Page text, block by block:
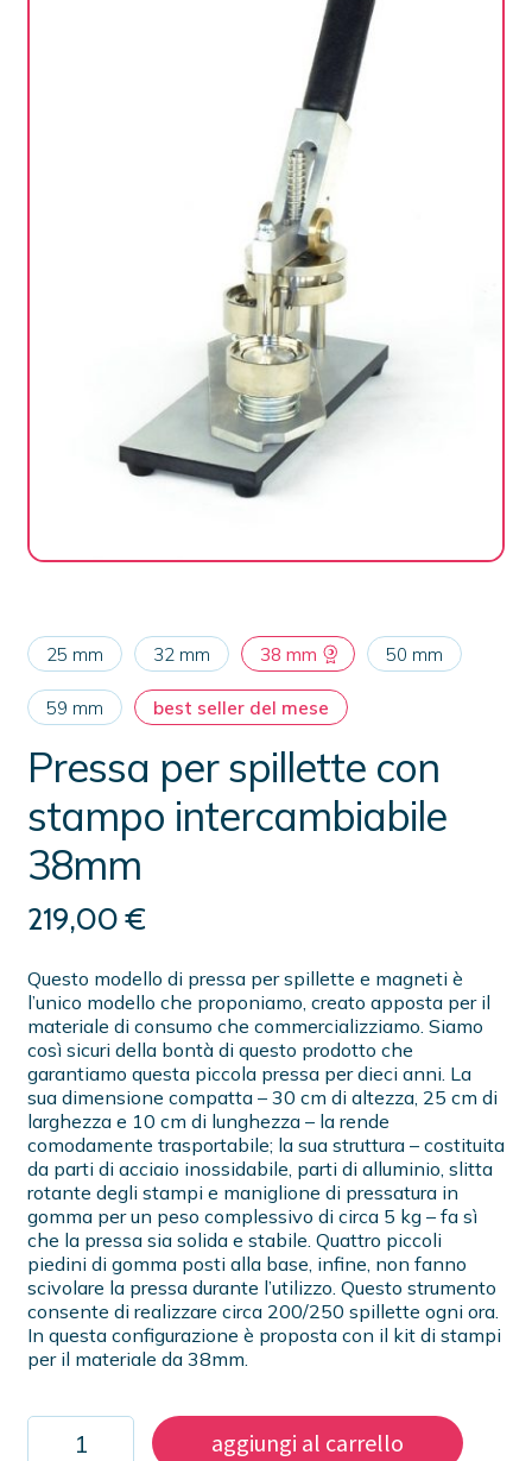
25 mm 32 mm 38 mm 50 mm
59 mm best seller del mese
Pressa per spillette con
stampo intercambiabile
38mm
219,00€
Questo modello di pressa per spillette e magneti è
l’unico modello che proponiamo, creato apposta per il
materiale di consumo che commercializziamo. Siamo
così sicuri della bontà di questo prodotto che
garantiamo questa piccola pressa per dieci anni. La
sua dimensione compatta – 30 cm di altezza, 25 cm di
larghezza e 10 cm di lunghezza – la rende
comodamente trasportabile; la sua struttura – costituita
da parti di acciaio inossidabile, parti di alluminio, slitta
rotante degli stampi e maniglione di pressatura in
gomma per un peso complessivo di circa 5 kg – fa sì
che la pressa sia solida e stabile. Quattro piccoli
piedini di gomma posti alla base, infine, non fanno
scivolare la pressa durante l’utilizzo. Questo strumento
consente di realizzare circa 200/250 spillette ogni ora.
In questa configurazione è proposta con il kit di stampi
per il materiale da 38mm.
Pressa
aggiungi al carrello